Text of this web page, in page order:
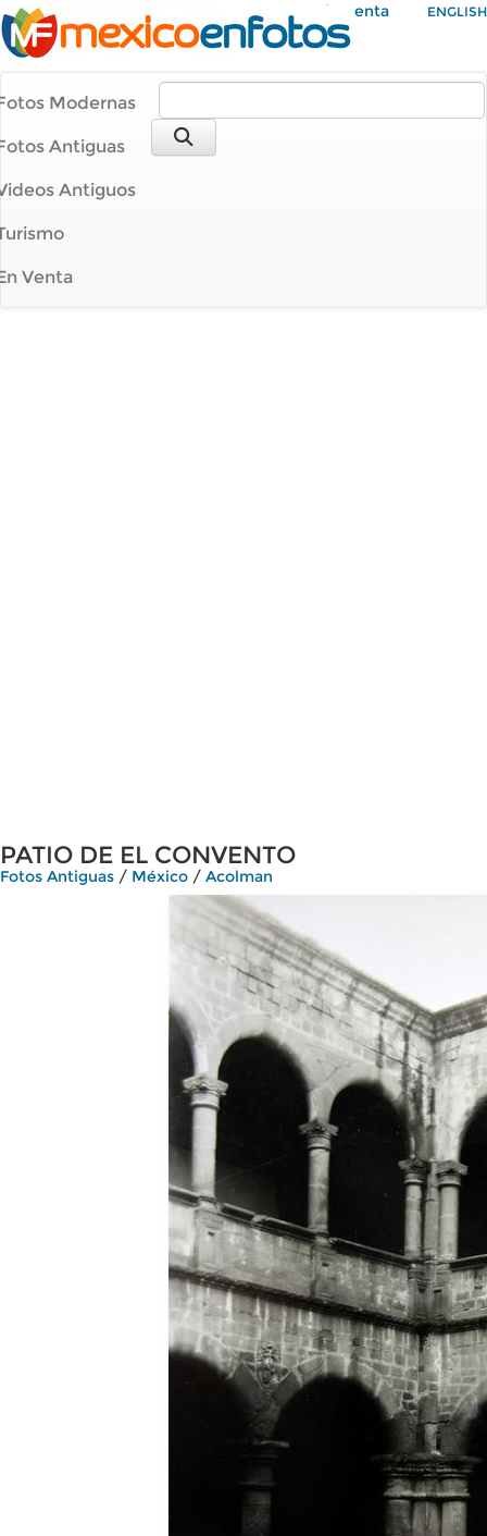
Mi Cuenta ENGLISH
Modernas
Antiguas
Antiguos
Venta
PATIO DE EL CONVENTO
Fotos Antiguas / México / Acolman